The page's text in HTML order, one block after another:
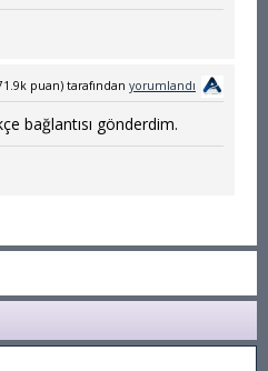
puan) tarafından yorumlandı
bağlantısı gönderdim.